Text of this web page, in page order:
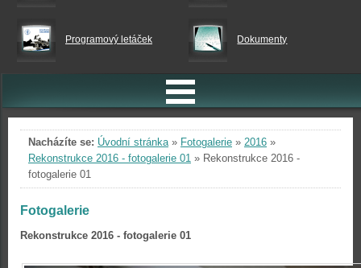
Programový letáček Dokumenty
Nacházíte se: Úvodní stránka» Fotogalerie » 2016 »
Rekonstrukce 2016 - fotogalerie 01 » Rekonstrukce 2016 -
fotogalerie 01
Fotogalerie
Rekonstrukce 2016 - fotogalerie 01